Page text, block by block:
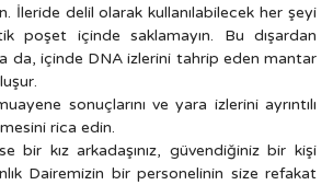
İleride delil olarak kullanılabilecek her şeyi
poşet içinde saklamayın. Bu dışardan
da, içinde DNA izlerini tahrip eden mantar
sonuçlarını ve yara izlerini ayrıntılı
rica edin.
bir kız arkadaşınız, güvendiğiniz bir kişi
Dairemizin bir personelinin size refakat